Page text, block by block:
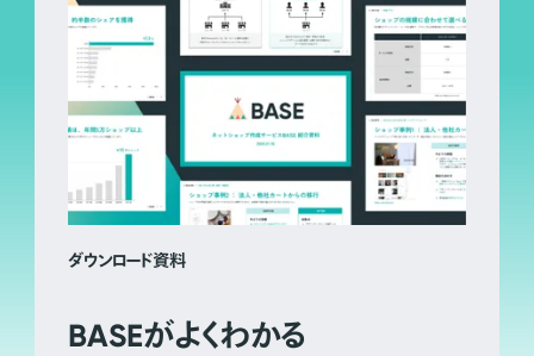
ダウンロード資料
BASEがよくわかる